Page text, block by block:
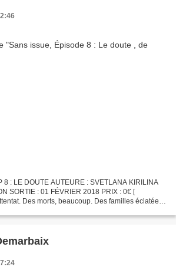
8 : LE DOUTE AUTEURE : SVETLANA KIRILINA
SORTIE : 01 FÉVRIER 2018 PRIX : 0€ [
Des morts, beaucoup. Des familles éclatées,